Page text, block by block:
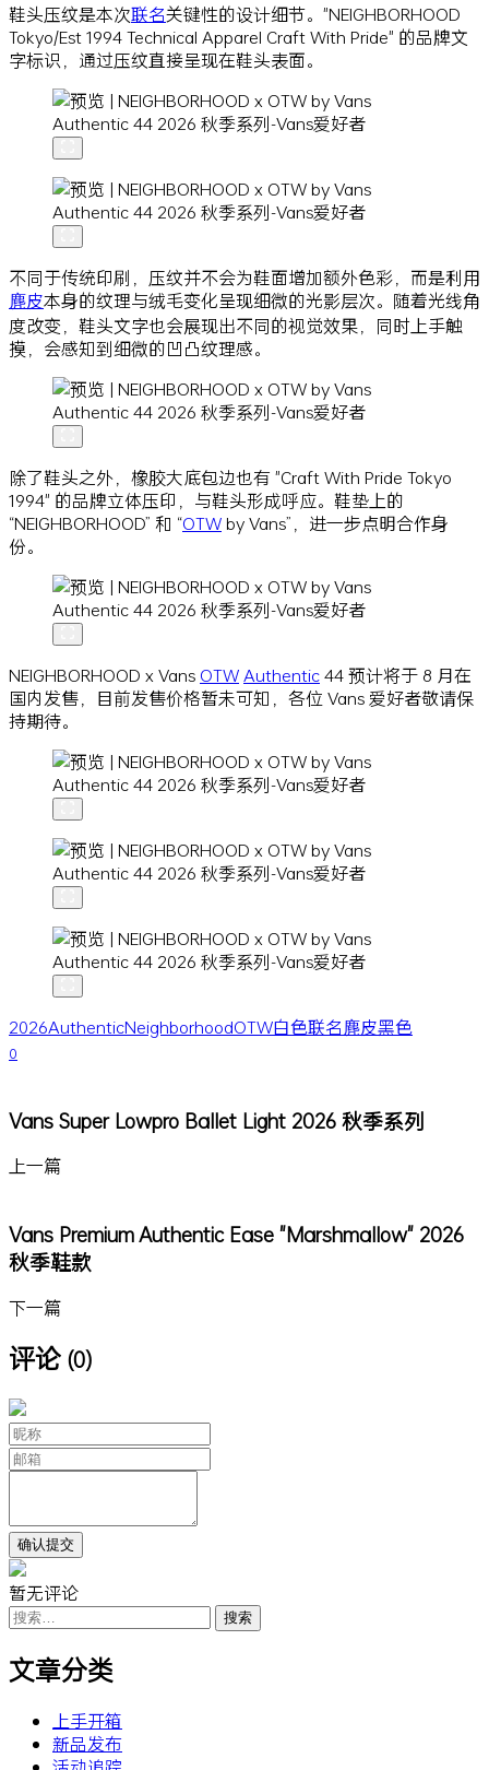
鞋头压纹是本次联名关键性的设计细节。"NEIGHBORHOOD
Tokyo/Est 1994 Technical Apparel Craft With Pride" 的品牌文
字标识，通过压纹直接呈现在鞋头表面。
不同于传统印刷，压纹并不会为鞋面增加额外色彩，而是利用
麂皮本身的纹理与绒毛变化呈现细微的光影层次。随着光线角
度改变，鞋头文字也会展现出不同的视觉效果，同时上手触
摸，会感知到细微的凹凸纹理感。
除了鞋头之外，橡胶大底包边也有 "Craft With Pride Tokyo
1994" 的品牌立体压印，与鞋头形成呼应。鞋垫上的
“NEIGHBORHOOD” 和 “OTWby Vans”，进一步点明合作身
份。
NEIGHBORHOOD x Vans OTWAuthentic44 预计将于 8 月在
国内发售，目前发售价格暂未可知，各位 Vans 爱好者敬请保
持期待。
2026AuthenticNeighborhoodOTW白色联名麂皮黑色
0
Vans Super Lowpro Ballet Light 2026 秋季系列
上一篇
Vans Premium Authentic Ease "Marshmallow" 2026
秋季鞋款
下一篇
评论 (0)
暂无评论
搜
索：
文章分类
上手开箱
新品发布